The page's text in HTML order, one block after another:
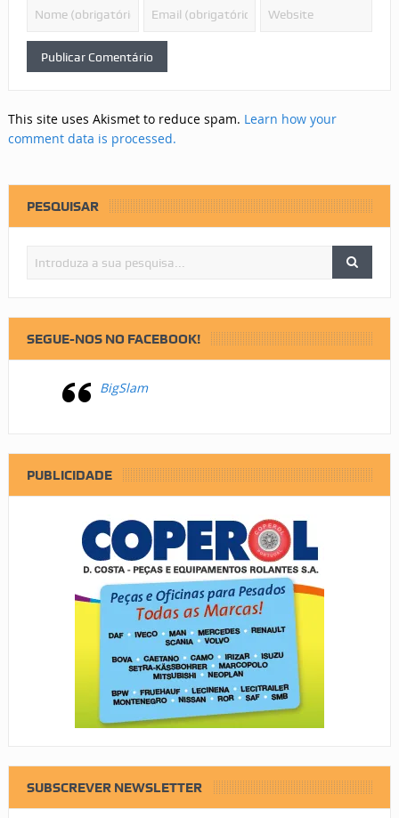
This site uses Akismet to reduce spam. Learn how your
comment data is processed.
PESQUISAR
SEGUE-NOS NO FACEBOOK!
BigSlam
PUBLICIDADE
SUBSCREVER NEWSLETTER